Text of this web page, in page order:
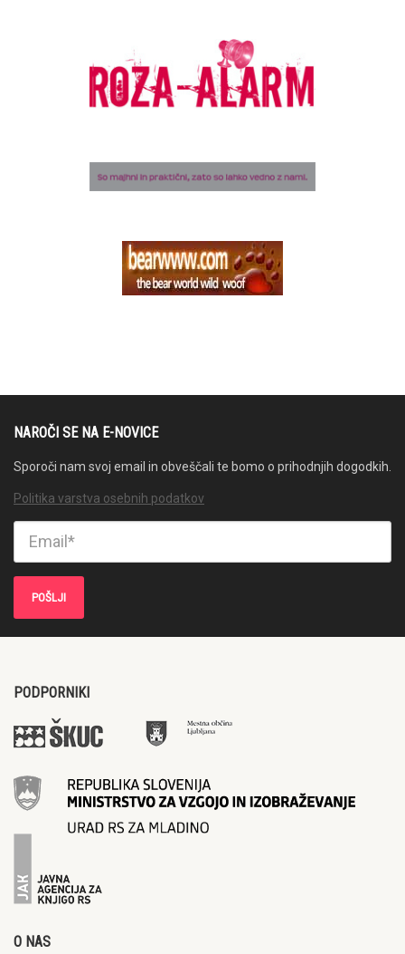
NAROČI SE NA E-NOVICE
Sporoči nam svoj email in obveščali te bomo o prihodnjih dogodkih.
Politika varstva osebnih podatkov
PODPORNIKI
O NAS